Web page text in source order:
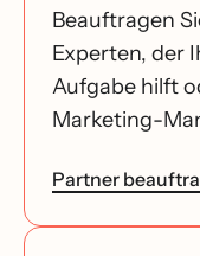
Beauftragen
Experten, der
Aufgabe hilft
Marketing-
Partner